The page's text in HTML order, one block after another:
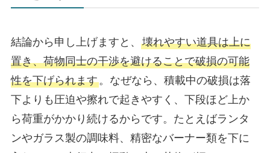
結論から申し上げますと、 壊れやすい道具は上に
置き、荷物同士の干渉を避けることで破損の可能
性を下げられます。なぜなら、積載中の破損は落
下よりも圧迫や擦れで起きやすく、下段ほど上か
ら荷重がかかり続けるからです。たとえばランタ
ンやガラス製の調味料、精密なバーナー類を下に